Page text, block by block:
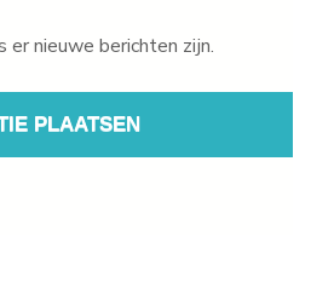
er nieuwe berichten zijn.